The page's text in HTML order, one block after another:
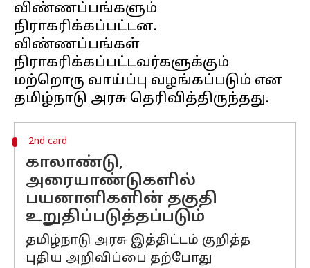
விண்ணப்பங்களும்
நிராகரிக்கப்பட்டன.
விண்ணப்பங்கள்
நிராகரிக்கப்பட்டவர்களுக்கும்
மற்றொரு வாய்ப்பு வழங்கப்படும் என
2nd card
காலாண்டு,
அரையாண்டுகளில்
பயனாளிகளின் தகுதி
உறுதிப்படுத்தப்படும்
தமிழ்நாடு அரசு இத்திட்டம் குறித்த
புதிய அறிவிப்பை தற்போது